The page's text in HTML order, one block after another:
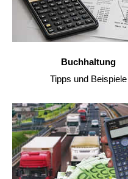
Buchhaltung
Tipps und Beispiele